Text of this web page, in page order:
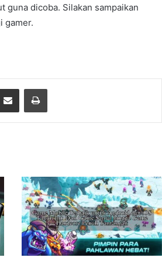
guna dicoba. Silakan sampaikan
gamer.